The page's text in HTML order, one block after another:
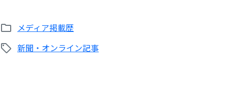
メディア掲載歴
新聞・オンライン記事